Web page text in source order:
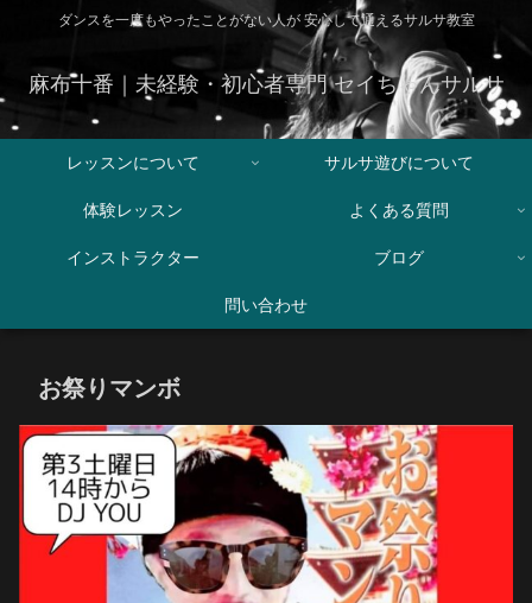
ダンスを一度もやったことがない人が 安心して通えるサルサ教室
麻布十番｜未経験・初心者専門 セイちゃんサルサ
レッスンについて サルサ遊びについて
体験レッスン よくある質問
インストラクター ブログ
問い合わせ
お祭りマンボ